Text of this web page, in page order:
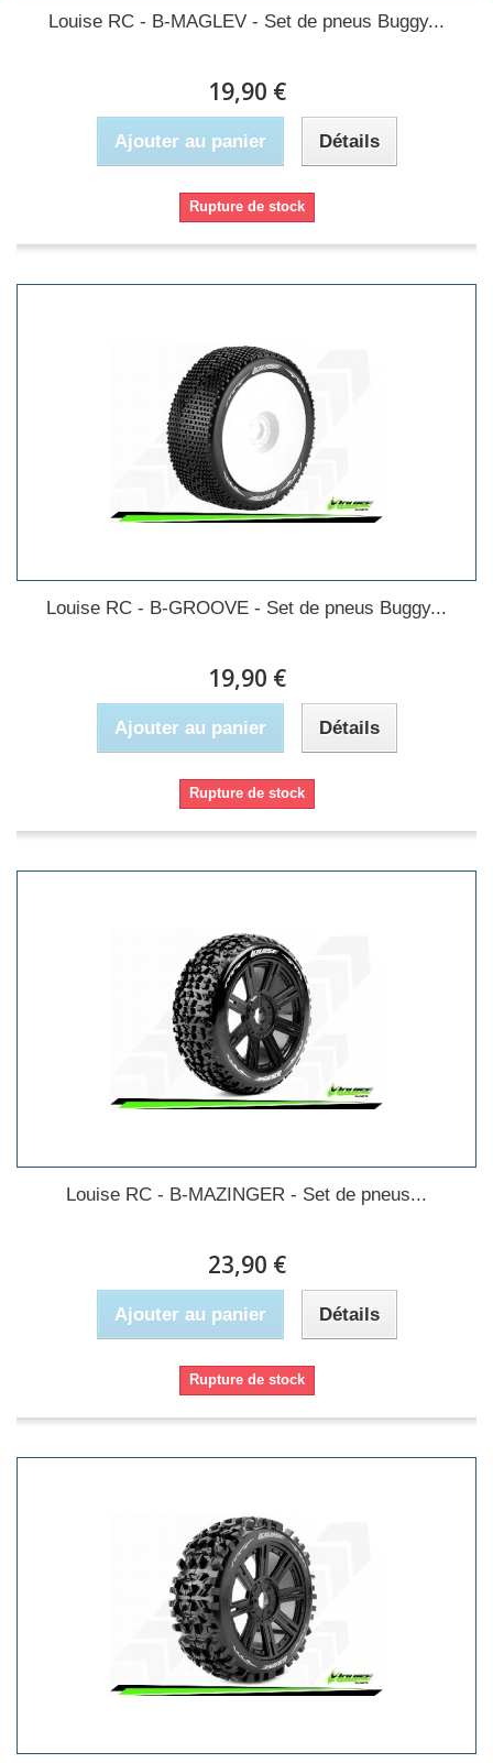
Louise RC - B-MAGLEV - Set de pneus Buggy...
19,90 €
Ajouter au panier Détails
Rupture de stock
Louise RC - B-GROOVE - Set de pneus Buggy...
19,90 €
Ajouter au panier Détails
Rupture de stock
Louise RC - B-MAZINGER - Set de pneus...
23,90 €
Ajouter au panier Détails
Rupture de stock